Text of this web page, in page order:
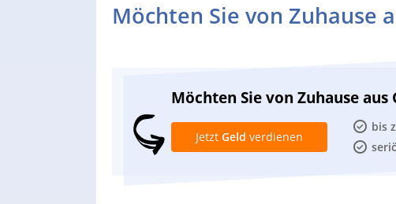
Möchten Sie von Zuhause
Möchten Sie von Zuhause aus
bis
Jetzt Geld verdienen